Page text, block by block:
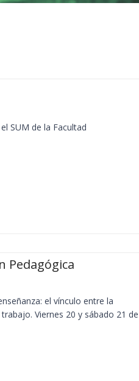
SUM de la Facultad
Pedagógica
el vínculo entre la
Viernes 20 y sábado 21 de